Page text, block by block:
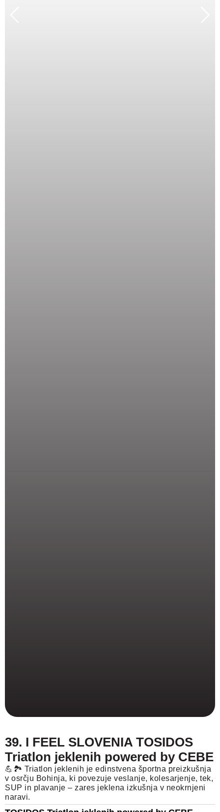
39. I FEEL SLOVENIA TOSIDOS
Triatlon jeklenih powered by CEBE
💪🏞️ Triatlon jeklenih je edinstvena športna preizkušnja
v osrčju Bohinja, ki povezuje veslanje, kolesarjenje, tek,
SUP in plavanje – zares jeklena izkušnja v neokrnjeni
naravi.